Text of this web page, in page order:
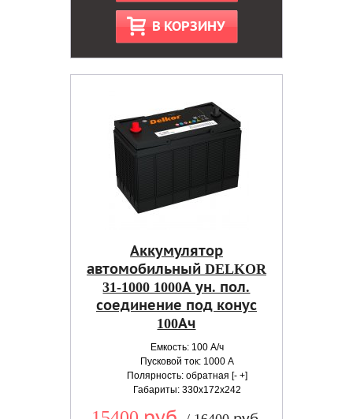
В КОРЗИНУ
Аккумулятор
автомобильный DELKOR
31-1000 1000А ун. пол.
соединение под конус
100Ач
Емкость: 100 А/ч
Пусковой ток: 1000 А
Полярность: обратная [- +]
Габариты: 330x172x242